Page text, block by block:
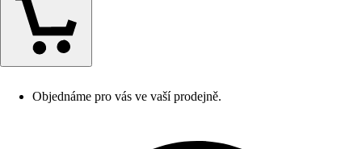
Objednáme pro vás ve vaší prodejně.